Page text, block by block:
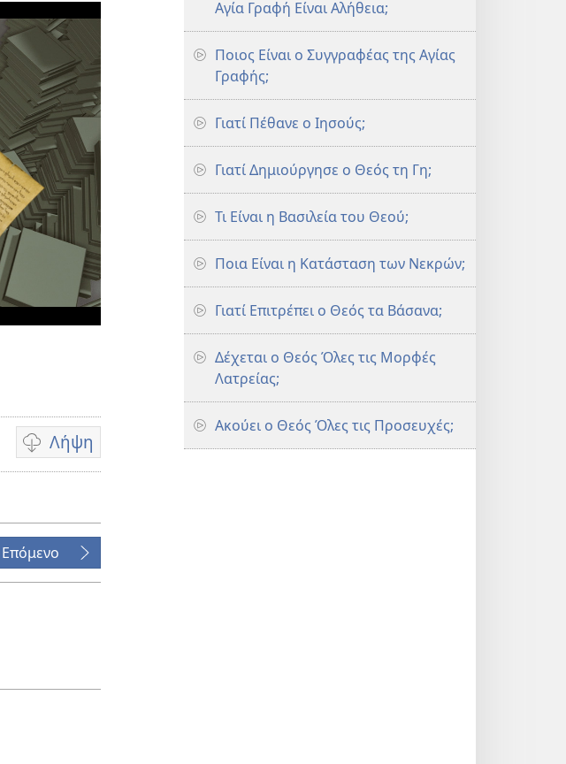
Λήψη
Επιλογές
λήψης
Επόμενο
Αγία Γραφή Είναι Αλήθεια;
Ποιος Είναι ο Συγγραφέας της Αγίας
Γραφής;
Γιατί Πέθανε ο Ιησούς;
Γιατί Δημιούργησε ο Θεός τη Γη;
Τι Είναι η Βασιλεία του Θεού;
Ποια Είναι η Κατάσταση των Νεκρών;
Γιατί Επιτρέπει ο Θεός τα Βάσανα;
Δέχεται ο Θεός Όλες τις Μορφές
Λατρείας;
Ακούει ο Θεός Όλες τις Προσευχές;